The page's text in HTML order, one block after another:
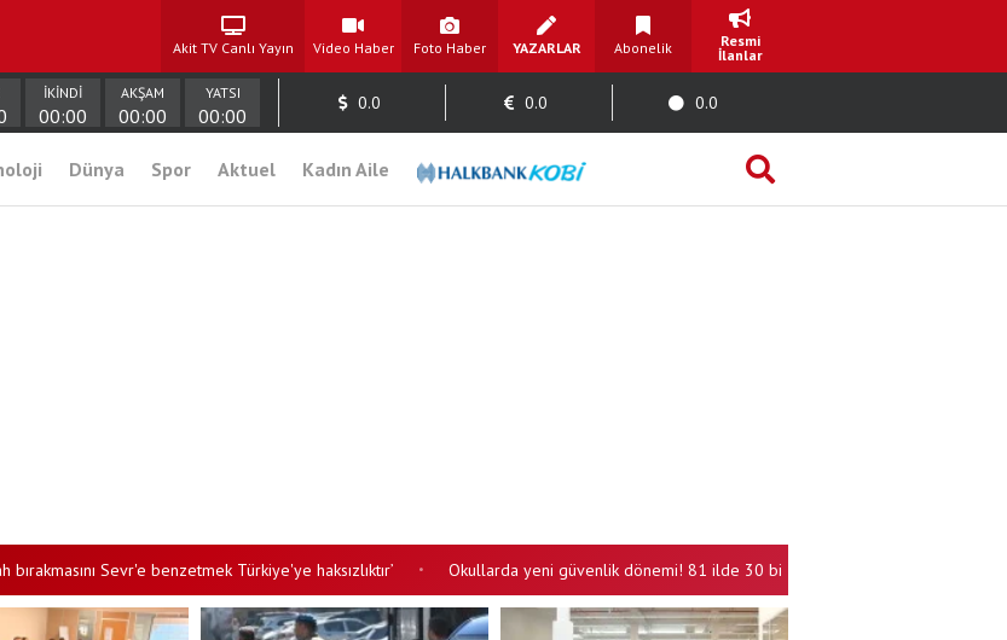
Akit TV Canlı Yayın Video Haber Foto Haber YAZARLAR Abonelik
Resmi
İlanlar
İKİNDİ
00:00
AKŞAM
00:00
YATSI
00:00
0.0 0.0 0.0
Dünya Spor Aktuel Kadın Aile
Sevr'e benzetmek Türkiye'ye haksızlıktır’ • Okullarda yeni güvenlik dönemi! 81 ilde 30 bin personel alınacak